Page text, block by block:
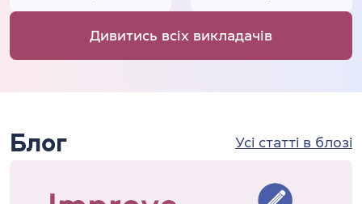
Дивитись всіх викладачів
Блог Усі статті в блозі